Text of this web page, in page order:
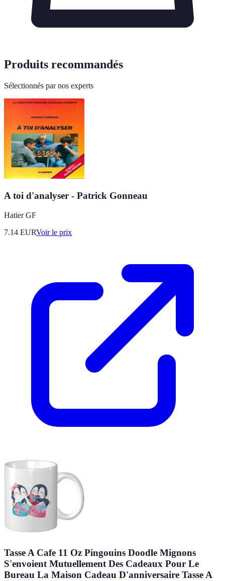
Produits recommandés
Sélectionnés par nos experts
A toi d'analyser - Patrick Gonneau
Hatier GF
7.14 EURVoir le prix
Tasse A Cafe 11 Oz Pingouins Doodle Mignons
S'envoient Mutuellement Des Cadeaux Pour Le
Bureau La Maison Cadeau D'anniversaire Tasse A